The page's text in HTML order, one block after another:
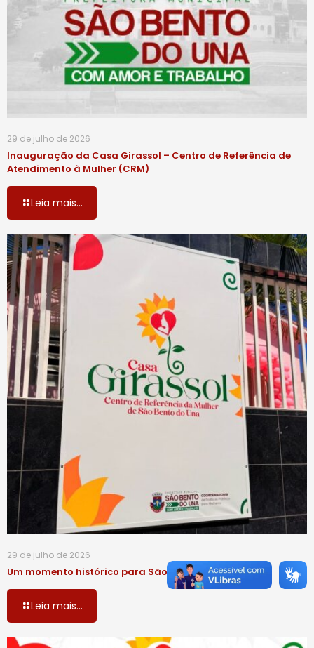
29 de julho de 2026
Inauguração da Casa Girassol – Centro de Referência de
Atendimento à Mulher (CRM)
Leia mais...
29 de julho de 2026
Um momento histórico para São Bento do Una!
Leia mais...